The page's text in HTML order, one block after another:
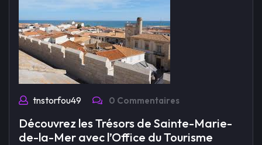
tnstorfou49 0 Commentaires
Découvrez les Trésors de Sainte-Marie-
de-la-Mer avec l’Office du Tourisme